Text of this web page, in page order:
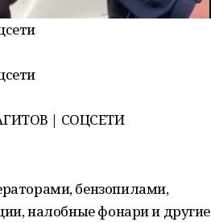
| СОЦСЕТИ
бензопилами,
налобные фонари и другие